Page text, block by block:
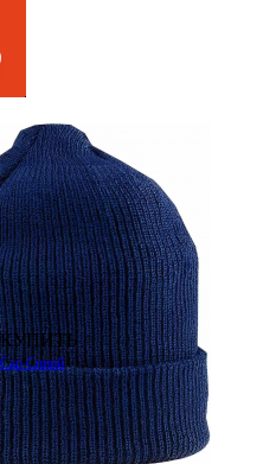
КУПИТЬ
Синий